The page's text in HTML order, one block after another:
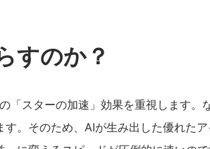
すのか？
「スターの加速」効果を重視します。
。そのため、AIが生み出した優れた